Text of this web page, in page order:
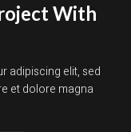
With
adipiscing elit, sed
et dolore magna